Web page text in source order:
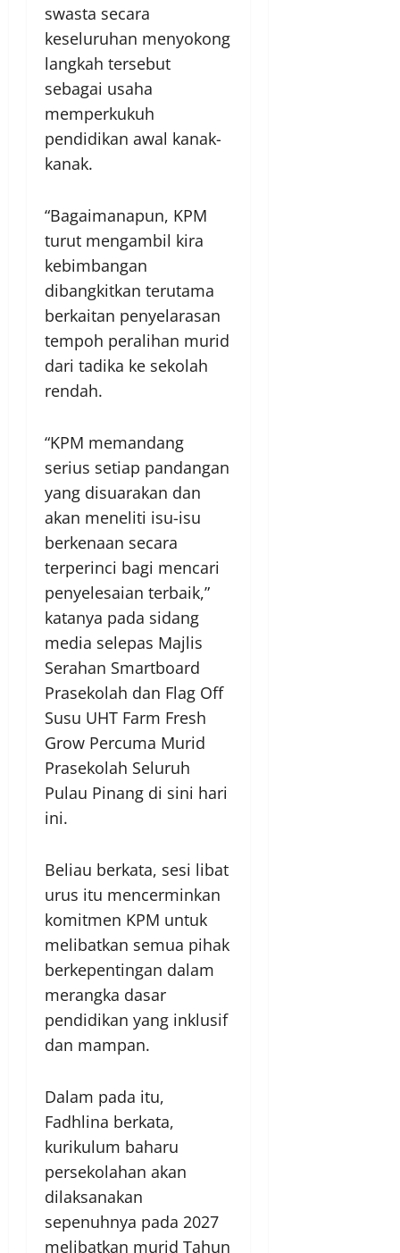
swasta secara
keseluruhan menyokong
langkah tersebut
sebagai usaha
memperkukuh
pendidikan awal kanak-
kanak.
“Bagaimanapun, KPM
turut mengambil kira
kebimbangan
dibangkitkan terutama
berkaitan penyelarasan
tempoh peralihan murid
dari tadika ke sekolah
rendah.
“KPM memandang
serius setiap pandangan
yang disuarakan dan
akan meneliti isu-isu
berkenaan secara
terperinci bagi mencari
penyelesaian terbaik,”
katanya pada sidang
media selepas Majlis
Serahan Smartboard
Prasekolah dan Flag Off
Susu UHT Farm Fresh
Grow Percuma Murid
Prasekolah Seluruh
Pulau Pinang di sini hari
ini.
Beliau berkata, sesi libat
urus itu mencerminkan
komitmen KPM untuk
melibatkan semua pihak
berkepentingan dalam
merangka dasar
pendidikan yang inklusif
dan mampan.
Dalam pada itu,
Fadhlina berkata,
kurikulum baharu
persekolahan akan
dilaksanakan
sepenuhnya pada 2027
melibatkan murid Tahun